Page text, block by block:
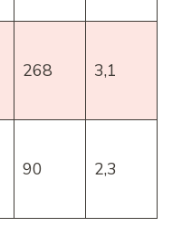
268 3,1
90 2,3